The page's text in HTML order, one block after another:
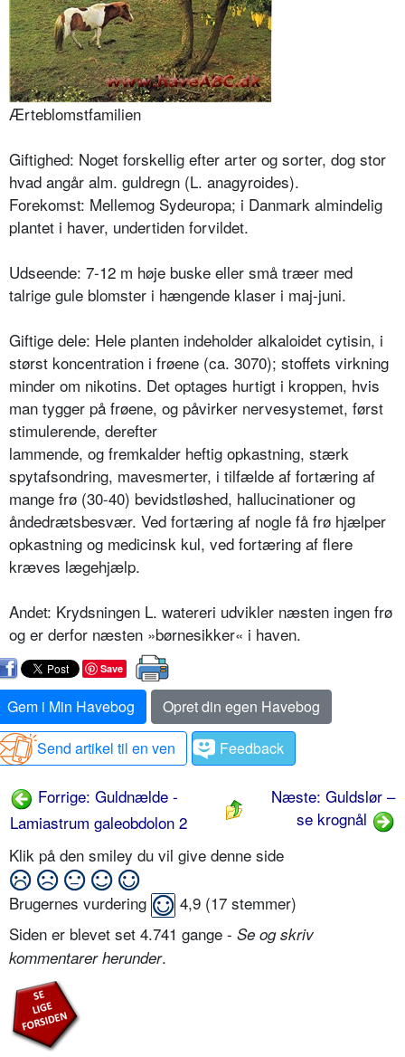
Ærteblomstfamilien
Giftighed: Noget forskellig efter arter og sorter, dog stor
hvad angår alm. guldregn (L. anagyroides).
Forekomst: Mellemog Sydeuropa; i Danmark almindelig
plantet i haver, undertiden forvildet.
Udseende: 7-12 m høje buske eller små træer med
talrige gule blomster i hængende klaser i maj-juni.
Giftige dele: Hele planten indeholder alkaloidet cytisin, i
størst koncentration i frøene (ca. 3070); stoffets virkning
minder om nikotins. Det optages hurtigt i kroppen, hvis
man tygger på frøene, og påvirker nervesystemet, først
stimulerende, derefter
lammende, og fremkalder heftig opkastning, stærk
spytafsondring, mavesmerter, i tilfælde af fortæring af
mange frø (30-40) bevidstløshed, hallucinationer og
åndedrætsbesvær. Ved fortæring af nogle få frø hjælper
opkastning og medicinsk kul, ved fortæring af flere
kræves lægehjælp.
Andet: Krydsningen L. watereri udvikler næsten ingen frø
og er derfor næsten »børnesikker« i haven.
Save
Gem i Min Havebog
Opret din egen Havebog
Send artikel til en ven
Feedback
Forrige: Guldnælde -
Lamiastrum galeobdolon 2
Næste: Guldslør –
se krognål
Klik på den smiley du vil give denne side
Brugernes vurdering 4,9 (17 stemmer)
Siden er blevet set 4.741 gange - Se og skriv
kommentarer herunder.